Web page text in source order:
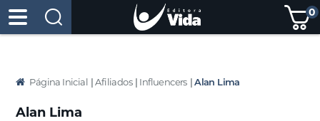
0
Página Inicial | Afiliados | Influencers | Alan Lima
Alan Lima